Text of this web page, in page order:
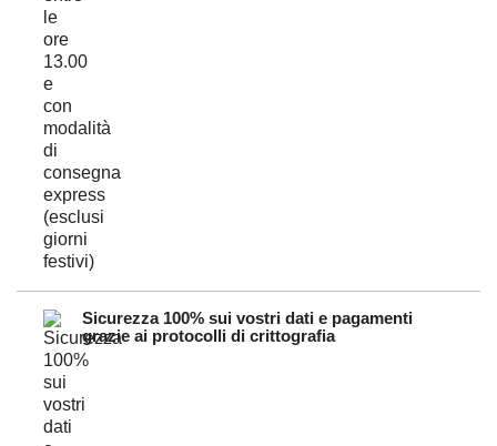
Sicurezza 100% sui vostri dati e pagamenti
grazie ai protocolli di crittografia